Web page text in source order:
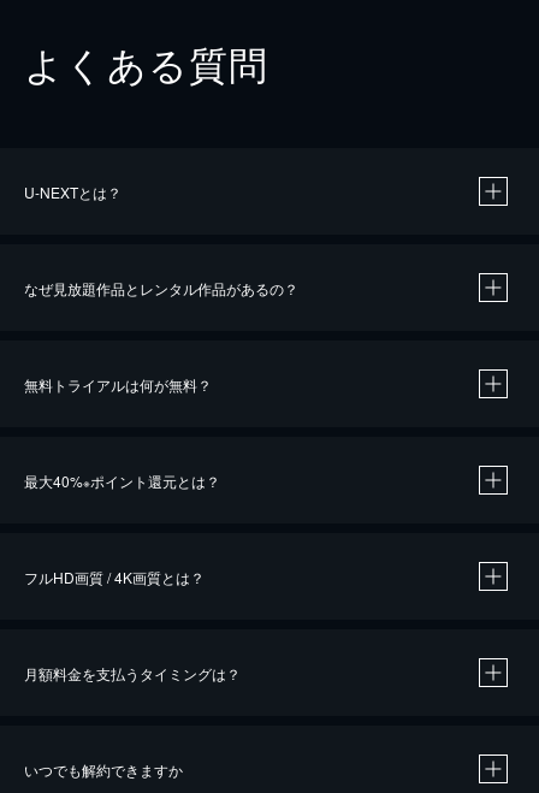
よくある質問
U-NEXTとは？
なぜ見放題作品とレンタル作品があるの？
無料トライアルは何が無料？
最大40%※ポイント還元とは？
※40％ポイント還元の対象は、クレジットカード決済による作品の購入 / レンタルです。
フルHD画質 / 4K画質とは？
月額料金を支払うタイミングは？
いつでも解約できますか